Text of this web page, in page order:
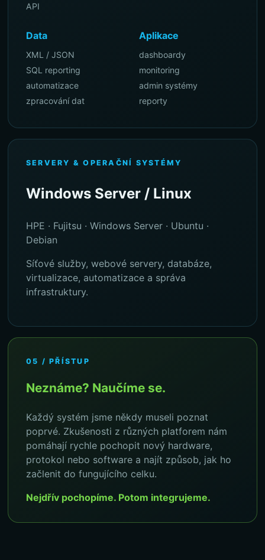
API
Data
XML / JSON
SQL reporting
automatizace
zpracování dat
Aplikace
dashboardy
monitoring
admin systémy
reporty
SERVERY & OPERAČNÍ SYSTÉMY
Windows Server / Linux
HPE · Fujitsu · Windows Server · Ubuntu ·
Debian
Síťové služby, webové servery, databáze,
virtualizace, automatizace a správa
infrastruktury.
05 / PŘÍSTUP
Neznáme? Naučíme se.
Každý systém jsme někdy museli poznat
poprvé. Zkušenosti z různých platforem nám
pomáhají rychle pochopit nový hardware,
protokol nebo software a najít způsob, jak ho
začlenit do fungujícího celku.
Nejdřív pochopíme. Potom integrujeme.